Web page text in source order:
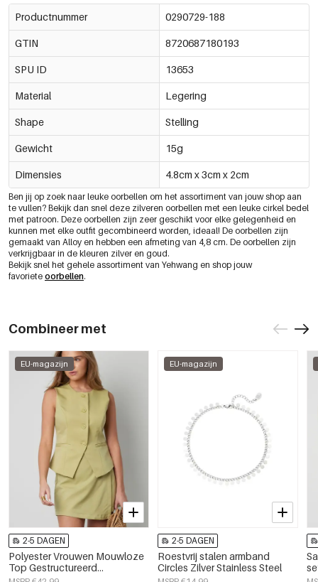
Productnummer 0290729-188
GTIN 8720687180193
SPU ID 13653
Material Legering
Shape Stelling
Gewicht 15g
Dimensies 4.8cm x 3cm x 2cm
Ben jij op zoek naar leuke oorbellen om het assortiment van jouw shop aan
te vullen? Bekijk dan snel deze zilveren oorbellen met een leuke cirkel bedel
met patroon. Deze oorbellen zijn zeer geschikt voor elke gelegenheid en
kunnen met elke outfit gecombineerd worden, ideaal! De oorbellen zijn
gemaakt van Alloy en hebben een afmeting van 4,8 cm. De oorbellen zijn
verkrijgbaar in de kleuren zilver en goud.
Bekijk snel het gehele assortiment van Yehwang en shop jouw
favoriete oorbellen.
Combineer met
EU-magazijn
2-5 DAGEN
Polyester Vrouwen Mouwloze
Top Gestructureerd
Knopsluiting Ontwerp
EU-magazijn
2-5 DAGEN
Roestvrij stalen armband
Circles Zilver Stainless Steel